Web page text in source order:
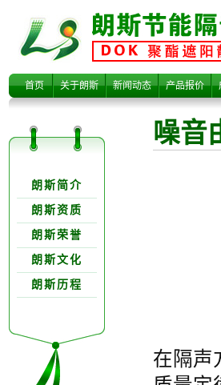
噪音由朗
窗高隔音量
首页 关于朗斯 新闻动态 产品报价
噪音
在隔声
朗斯简介
朗斯资质
朗斯荣誉
朗斯文化
朗斯历程